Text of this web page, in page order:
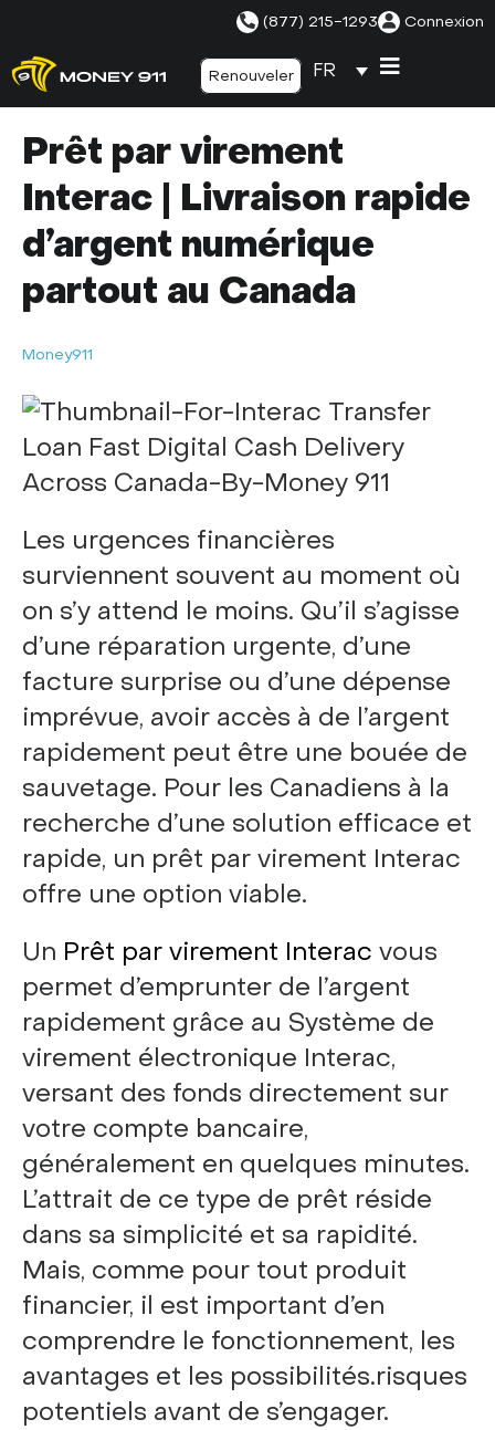
(877) 215-1293 Connexion
Renouveler FR
Prêt par virement
Interac | Livraison rapide
d’argent numérique
partout au Canada
Money911
Les urgences financières
surviennent souvent au moment où
on s’y attend le moins. Qu’il s’agisse
d’une réparation urgente, d’une
facture surprise ou d’une dépense
imprévue, avoir accès à de l’argent
rapidement peut être une bouée de
sauvetage. Pour les Canadiens à la
recherche d’une solution efficace et
rapide, un prêt par virement Interac
offre une option viable.
Un Prêt par virement Interac vous
permet d’emprunter de l’argent
rapidement grâce au Système de
virement électronique Interac,
versant des fonds directement sur
votre compte bancaire,
généralement en quelques minutes.
L’attrait de ce type de prêt réside
dans sa simplicité et sa rapidité.
Mais, comme pour tout produit
financier, il est important d’en
comprendre le fonctionnement, les
avantages et les possibilités.risques
potentiels avant de s’engager.